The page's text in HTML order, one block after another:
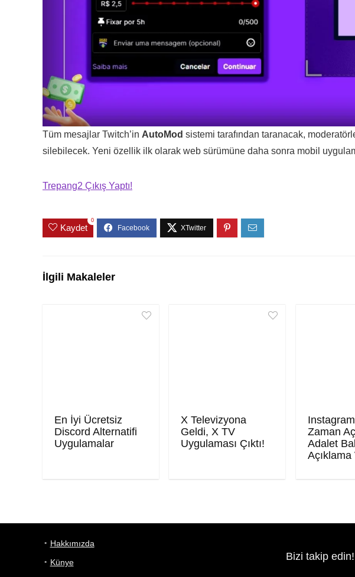
Tüm mesajlar Twitch’in AutoMod sistemi tarafından taranacak,
silebilecek. Yeni özellik ilk olarak web sürümüne daha sonra mobil
Trepang2 Çıkış Yaptı!
Kaydet
0
İlgili Makaleler
En İyi Ücretsiz
Discord Alternatifi
Uygulamalar
X Televizyona
Geldi, X TV
Uygulaması Çıktı!
Zaman
Adalet
Açıklama
Hakkımızda
Künye
Bizi takip edin!